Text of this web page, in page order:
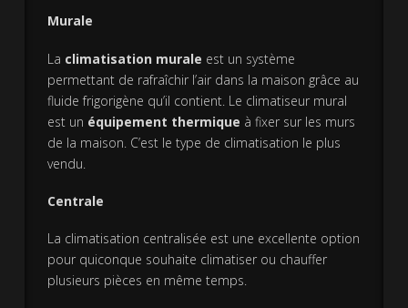
Murale
La climatisation murale est un système
permettant de rafraîchir l’air dans la maison grâce au
fluide frigorigène qu’il contient. Le climatiseur mural
est un équipement thermique à fixer sur les murs
de la maison. C’est le type de climatisation le plus
vendu.
Centrale
La climatisation centralisée est une excellente option
pour quiconque souhaite climatiser ou chauffer
plusieurs pièces en même temps.